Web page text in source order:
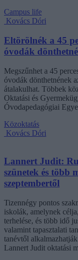
Campus life
Kovács Dóri
Eltörölnék a 45
óvodák
Megszűnhet a 45
óvodák dönthetnének
átalakulhat. Többek
Oktatási és
Óvodapedagógiai
Közoktatás
Kovács Dóri
Lannert Judit:
szünetek és több
szeptembertől
Tizennégy pontos
iskolák, amelynek
terhelése, és több idő
valamint tapasztalati
tanévtől
Lannert Judit oktatási